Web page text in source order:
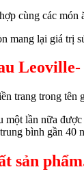
cùng các
mang lại giá trị
trang trong tên
một lần nữa
bình gần 40
sản